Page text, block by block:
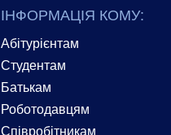
ІНФОРМАЦІЯ КОМУ:
Абітурієнтам
Студентам
Батькам
Роботодавцям
Співробітникам